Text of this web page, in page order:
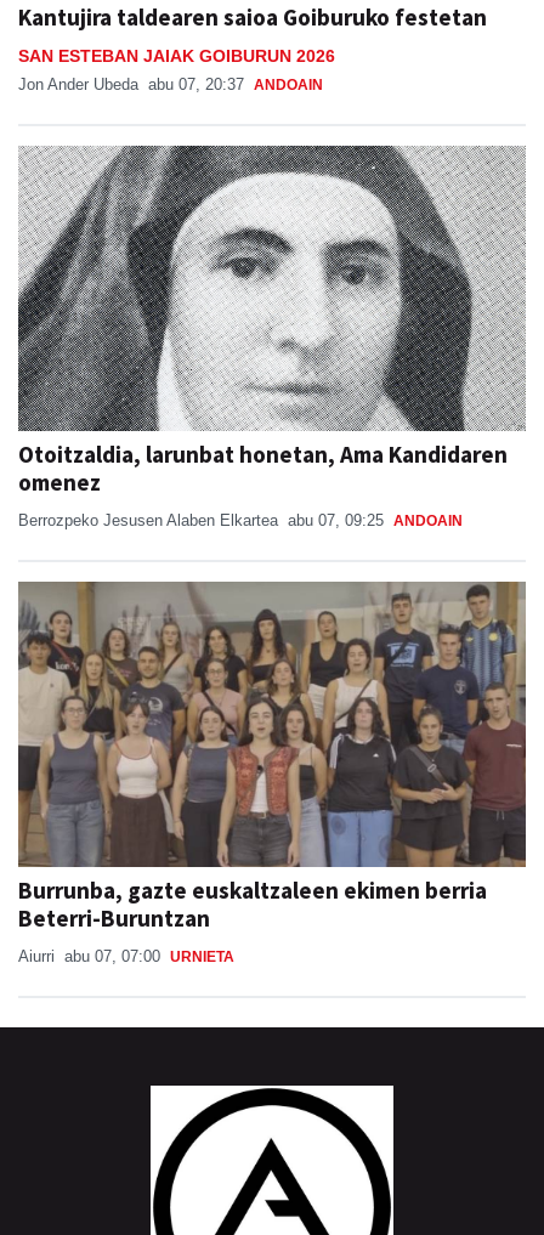
Kantujira taldearen saioa Goiburuko festetan
SAN ESTEBAN JAIAK GOIBURUN 2026
Jon Ander Ubeda abu 07, 20:37 ANDOAIN
Otoitzaldia, larunbat honetan, Ama Kandidaren
omenez
Berrozpeko Jesusen Alaben Elkartea abu 07, 09:25 ANDOAIN
Burrunba, gazte euskaltzaleen ekimen berria
Beterri-Buruntzan
Aiurri abu 07, 07:00 URNIETA